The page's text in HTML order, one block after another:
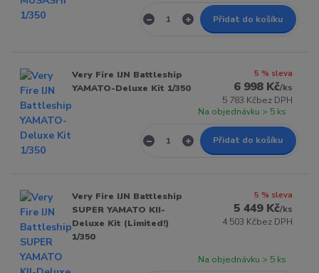
Přidat do košíku
Very Fire IJN Battleship
YAMATO-Deluxe Kit 1/350
5 % sleva
6 998 Kč/ks
5 783 Kčbez DPH
Na objednávku > 5 ks
Přidat do košíku
Very Fire IJN Battleship
SUPER YAMATO KII-
Deluxe Kit (Limited!)
1/350
5 % sleva
5 449 Kč/ks
4 503 Kčbez DPH
Na objednávku > 5 ks